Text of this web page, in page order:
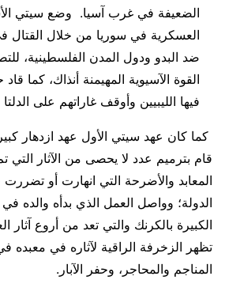
الضعيفة في غرب آسيا. وضع سيتي
العسكرية في سوريا من خلال القتال
ضد البدو ودول المدن الفلسطينية،
القوة الآسيوية المهيمنة أنذاك، كما
فيها الليبيين وأوقف غاراتهم على
كما كان عهد سيتي الأول عهد ازدهار
قام بترميم عدد لا يحصى من الآثار التي
المعابد والأضرحة التي انهارت أو
الدولة؛ وواصل العمل الذي بدأه والده في
الكبيرة بالكرنك والتي تعد من أروع آثار
تظهر الزخرفة الراقية لآثاره في معبده
المناجم والمحاجر، وحفر الآبار.